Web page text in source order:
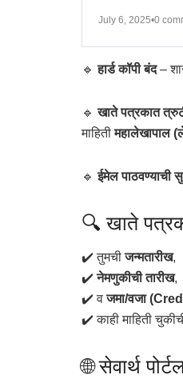
July 6, 2025•0
🔹हार्ड कॉपी बंद–
🔹खाते पत्रकात
माहितीमहालेखापाल
🔹ईमेल पाठवण्याची
🔍 खाते पत्रक
✔️ तुमचीजन्मतारीख,
✔️नेमणुकीची तारीख,
✔️ वजमा/वजा
✔️ काही माहिती
🌐 सेवार्थ